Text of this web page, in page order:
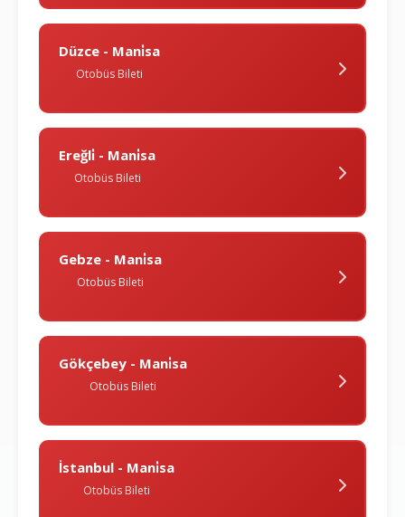
Düzce - Mani̇sa
Otobüs Bileti
Ereğli̇ - Mani̇sa
Otobüs Bileti
Gebze - Mani̇sa
Otobüs Bileti
Gökçebey - Mani̇sa
Otobüs Bileti
İstanbul - Mani̇sa
Otobüs Bileti